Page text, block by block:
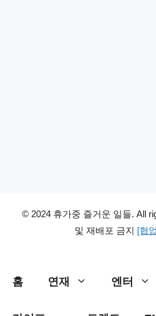
© 2024 휴가중 즐거운 일들. All
및 재배포 금지 [협
홈 연재 엔터